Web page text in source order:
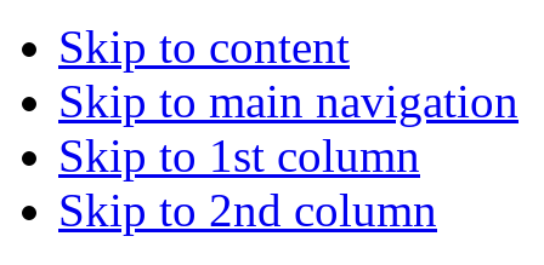
Skip to content
Skip to main navigation
Skip to 1st column
Skip to 2nd column